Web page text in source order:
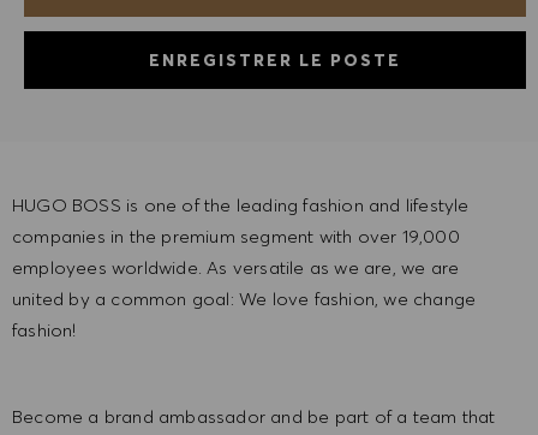
ENREGISTRER LE POSTE
HUGO BOSS is one of the leading fashion and lifestyle
companies in the premium segment with over 19,000
employees worldwide. As versatile as we are, we are
united by a common goal: We love fashion, we change
fashion!
Become a brand ambassador and be part of a team that